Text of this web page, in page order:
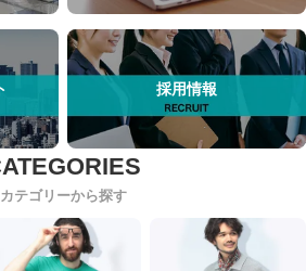
採用情報
カテゴリーから探す